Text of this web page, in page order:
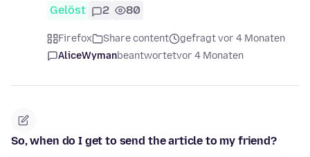
Gelöst 2 80
Firefox Share content
gefragt vor 4 Monaten
AliceWymanbeantwortetvor 4 Monaten
So, when do I get to send the article to my friend?